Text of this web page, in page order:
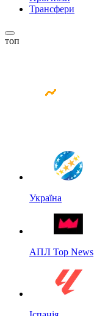
Трансфери
топ
Україна
АПЛ Top News